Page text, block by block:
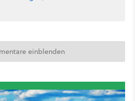
einblenden